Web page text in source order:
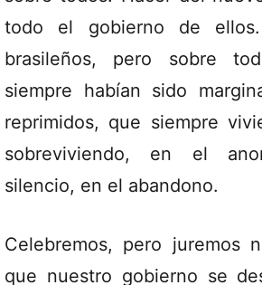
todo el gobierno de
brasileños, pero sobre
siempre habían sido
reprimidos, que siempre
sobreviviendo, en el
silencio, en el abandono.
Celebremos, pero juremos
que nuestro gobierno se